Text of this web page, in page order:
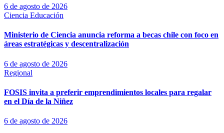
6 de agosto de 2026
Ciencia Educación
Ministerio de Ciencia anuncia reforma a becas chile con foco en
áreas estratégicas y descentralización
6 de agosto de 2026
Regional
FOSIS invita a preferir emprendimientos locales para regalar
en el Día de la Niñez
6 de agosto de 2026